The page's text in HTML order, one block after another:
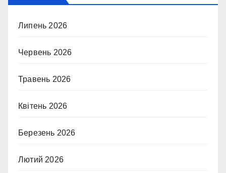
Липень 2026
Червень 2026
Травень 2026
Квітень 2026
Березень 2026
Лютий 2026